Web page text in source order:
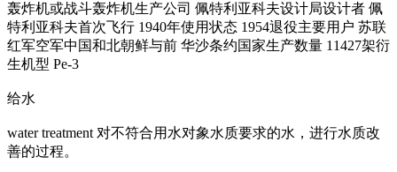
轰炸机或战斗轰炸机生产公司 佩特利亚科夫设计局设计者 佩
特利亚科夫首次飞行 1940年使用状态 1954退役主要用户 苏联
红军空军中国和北朝鲜与前 华沙条约国家生产数量 11427架衍
生机型 Pe-3
给水
water treatment 对不符合用水对象水质要求的水，进行水质改
善的过程。